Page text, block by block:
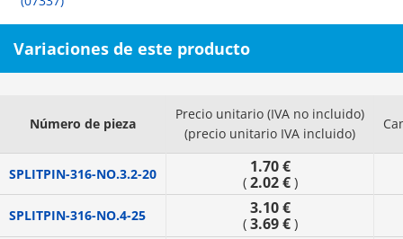
Variaciones de este producto
Número de pieza
Precio unitario (IVA no incluido)
(precio unitario IVA incluido)
SPLITPIN-316-NO.3.2-20 1.70 €
( 2.02 €)
SPLITPIN-316-NO.4-25 3.10 €
( 3.69 €)